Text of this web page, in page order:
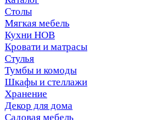
Столы
Мягкая мебель
Кухни НОВ
Кровати и матрасы
Стулья
Тумбы и комоды
Шкафы и стеллажи
Хранение
Декор для дома
Садовая мебель